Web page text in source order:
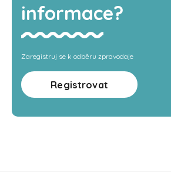
informace?
Zaregistruj se k odběru zpravodaje
Registrovat